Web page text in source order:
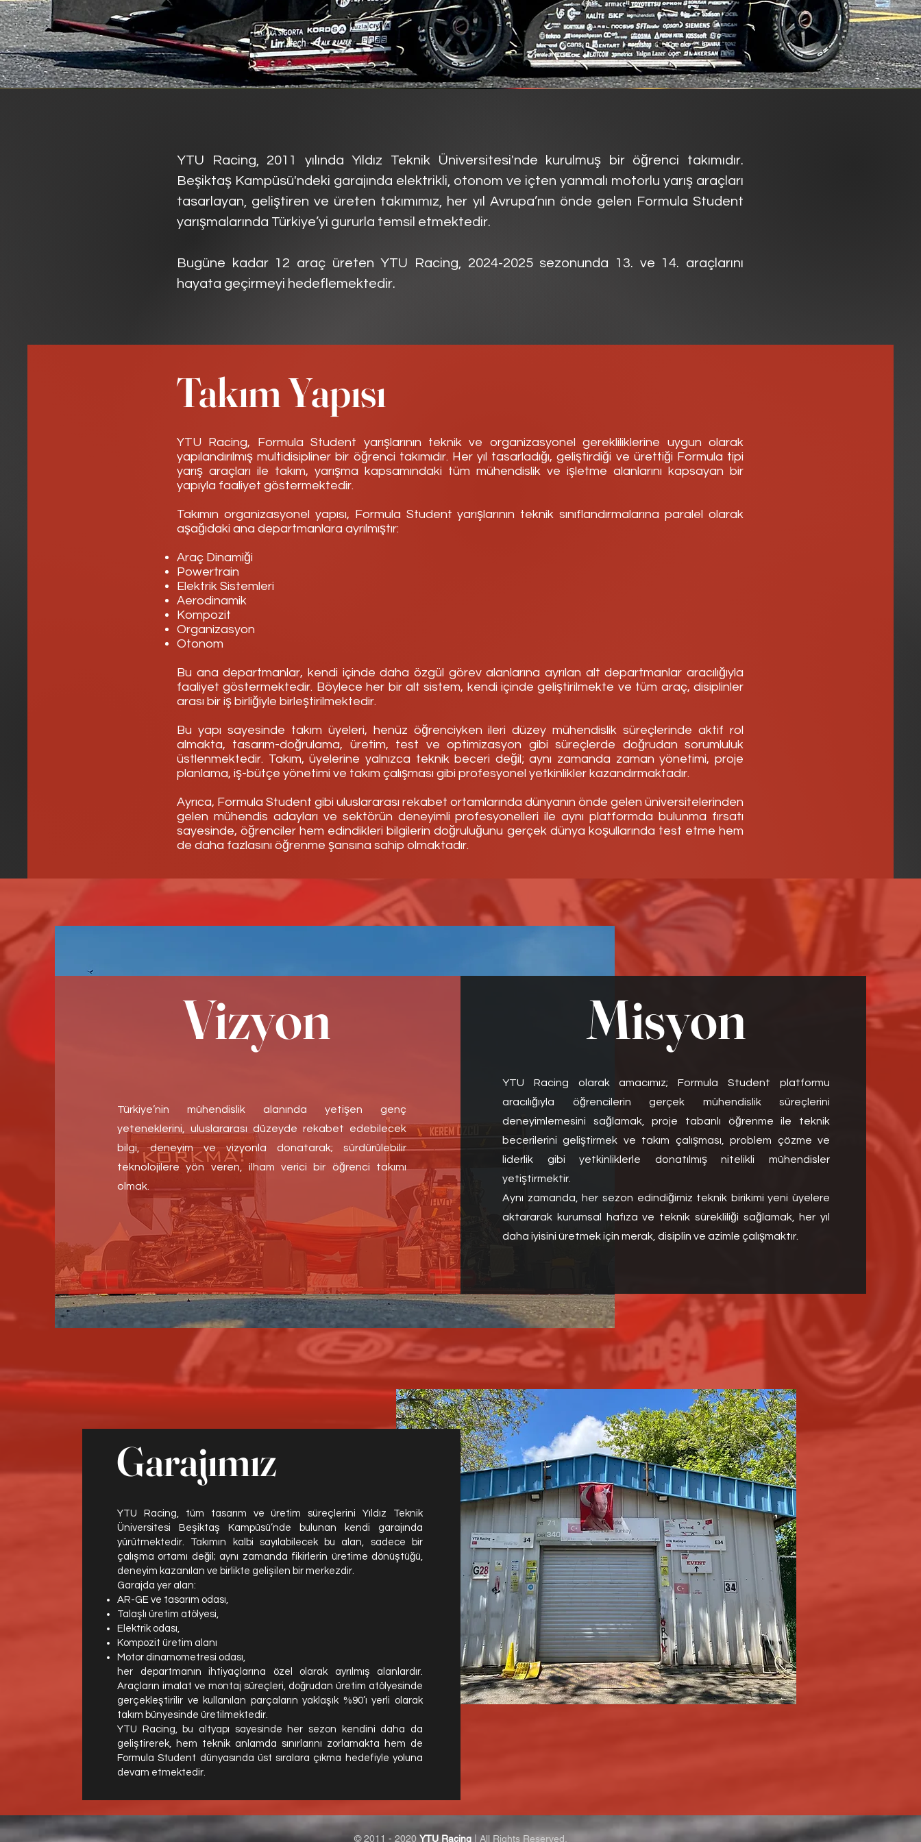
I'm a paragraph. Click here to add your
own text and edit me. It's easy.
YTU Racing, 2011 yılında Yıldız Teknik Üniversitesi'nde kurulmuş bir öğrenci takımıdır.
Beşiktaş Kampüsü'ndeki garajında elektrikli, otonom ve içten yanmalı motorlu yarış araçları
tasarlayan, geliştiren ve üreten takımımız, her yıl Avrupa’nın önde gelen Formula Student
yarışmalarında Türkiye’yi gururla temsil etmektedir.
Bugüne kadar 12 araç üreten YTU Racing, 2024-2025 sezonunda 13. ve 14. araçlarını
hayata geçirmeyi hedeflemektedir.
Takım Yapısı
YTU Racing, Formula Student yarışlarının teknik ve organizasyonel gerekliliklerine uygun olarak
yapılandırılmış multidisipliner bir öğrenci takımıdır. Her yıl tasarladığı, geliştirdiği ve ürettiği Formula tipi
yarış araçları ile takım, yarışma kapsamındaki tüm mühendislik ve işletme alanlarını kapsayan bir
yapıyla faaliyet göstermektedir.
Takımın organizasyonel yapısı, Formula Student yarışlarının teknik sınıflandırmalarına paralel olarak
aşağıdaki ana departmanlara ayrılmıştır:
Araç Dinamiği
Powertrain
Elektrik Sistemleri
Aerodinamik
Kompozit
Organizasyon
Otonom
Bu ana departmanlar, kendi içinde daha özgül görev alanlarına ayrılan alt departmanlar aracılığıyla
faaliyet göstermektedir. Böylece her bir alt sistem, kendi içinde geliştirilmekte ve tüm araç, disiplinler
arası bir iş birliğiyle birleştirilmektedir.
Bu yapı sayesinde takım üyeleri, henüz öğrenciyken ileri düzey mühendislik süreçlerinde aktif rol
almakta, tasarım-doğrulama, üretim, test ve optimizasyon gibi süreçlerde doğrudan sorumluluk
üstlenmektedir. Takım, üyelerine yalnızca teknik beceri değil; aynı zamanda zaman yönetimi, proje
planlama, iş-bütçe yönetimi ve takım çalışması gibi profesyonel yetkinlikler kazandırmaktadır.
Ayrıca, Formula Student gibi uluslararası rekabet ortamlarında dünyanın önde gelen üniversitelerinden
gelen mühendis adayları ve sektörün deneyimli profesyonelleri ile aynı platformda bulunma fırsatı
sayesinde, öğrenciler hem edindikleri bilgilerin doğruluğunu gerçek dünya koşullarında test etme hem
de daha fazlasını öğrenme şansına sahip olmaktadır.
Vizyon
Türkiye’nin mühendislik alanında yetişen genç
yeteneklerini, uluslararası düzeyde rekabet edebilecek
bilgi, deneyim ve vizyonla donatarak; sürdürülebilir
teknolojilere yön veren, ilham verici bir öğrenci takımı
olmak.
Misyon
YTU Racing olarak amacımız; Formula Student platformu
aracılığıyla öğrencilerin gerçek mühendislik süreçlerini
deneyimlemesini sağlamak, proje tabanlı öğrenme ile teknik
becerilerini geliştirmek ve takım çalışması, problem çözme ve
liderlik gibi yetkinliklerle donatılmış nitelikli mühendisler
yetiştirmektir.
Aynı zamanda, her sezon edindiğimiz teknik birikimi yeni üyelere
aktararak kurumsal hafıza ve teknik sürekliliği sağlamak, her yıl
daha iyisini üretmek için merak, disiplin ve azimle çalışmaktır.
Garajımız
YTU Racing, tüm tasarım ve üretim süreçlerini Yıldız Teknik
Üniversitesi Beşiktaş Kampüsü’nde bulunan kendi garajında
yürütmektedir. Takımın kalbi sayılabilecek bu alan, sadece bir
çalışma ortamı değil; aynı zamanda fikirlerin üretime dönüştüğü,
deneyim kazanılan ve birlikte gelişilen bir merkezdir.
Garajda yer alan:
AR-GE ve tasarım odası,
Talaşlı üretim atölyesi,
Elektrik odası,
Kompozit üretim alanı
Motor dinamometresi odası,
her departmanın ihtiyaçlarına özel olarak ayrılmış alanlardır.
Araçların imalat ve montaj süreçleri, doğrudan üretim atölyesinde
gerçekleştirilir ve kullanılan parçaların yaklaşık %90’ı yerli olarak
takım bünyesinde üretilmektedir.
YTU Racing, bu altyapı sayesinde her sezon kendini daha da
geliştirerek, hem teknik anlamda sınırlarını zorlamakta hem de
Formula Student dünyasında üst sıralara çıkma hedefiyle yoluna
devam etmektedir.
© 2011 - 2020 YTU Racing | All Rights Reserved.